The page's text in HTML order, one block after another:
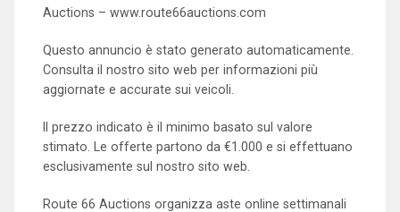
Auctions – www.route66auctions.com
Questo annuncio è stato generato automaticamente.
Consulta il nostro sito web per informazioni più
aggiornate e accurate sui veicoli.
Il prezzo indicato è il minimo basato sul valore
stimato. Le offerte partono da €1.000 e si effettuano
esclusivamente sul nostro sito web.
Route 66 Auctions organizza aste online settimanali